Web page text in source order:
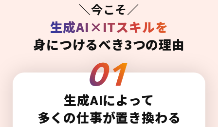
＼今こそ／
生成AI×ITスキルを
身につけるべき3つの理由
生成AIによって
多くの仕事が置き換わる